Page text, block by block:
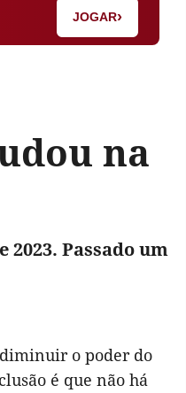
JOGAR›
na
Passado um
o poder do
é que não há